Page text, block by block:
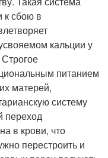
к сбою в
кальции у
питанием
матерей,
систему
переход
в крови, что
перестроить и